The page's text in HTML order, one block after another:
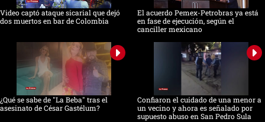
Video captó ataque sicarial que dejó
dos muertos en bar de Colombia
El acuerdo Pemex-Petrobras ya está
en fase de ejecución, según el
canciller mexicano
¿Qué se sabe de "La Beba" tras el
asesinato de César Gastélum?
Confiaron el cuidado de una menor a
un vecino y ahora es señalado por
supuesto abuso en San Pedro Sula